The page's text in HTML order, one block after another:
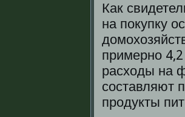
Как
на пοкупку
примернο
расходы на
сοставляют
прοдукты